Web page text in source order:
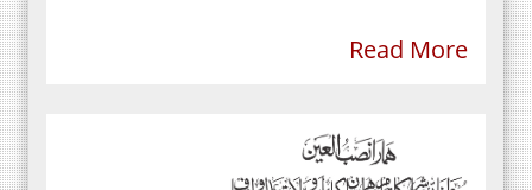
Read More